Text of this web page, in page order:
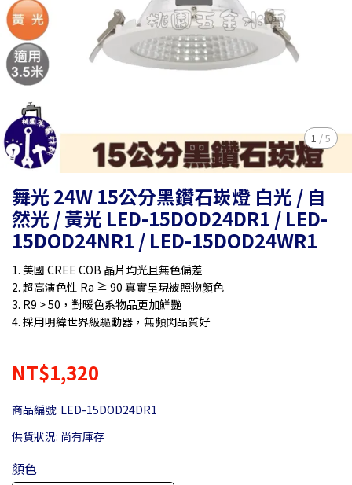
1 /5
舞光 24W 15公分黑鑽石崁燈 白光 / 自
然光 / 黃光 LED-15DOD24DR1 / LED-
15DOD24NR1 / LED-15DOD24WR1
1. 美國 CREE COB 晶片均光且無色偏差
2. 超高演色性 Ra ≧ 90 真實呈現被照物顏色
3. R9 > 50，對暖色系物品更加鮮艷
4. 採用明緯世界級驅動器，無頻閃品質好
NT$1,320
商品編號: LED-15DOD24DR1
供貨狀況: 尚有庫存
顏色